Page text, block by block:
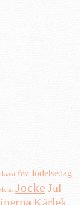
fest födelsedag
Jocke Jul